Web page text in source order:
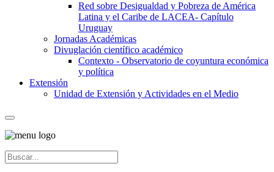
Red sobre Desigualdad y Pobreza de América
Latina y el Caribe de LACEA- Capítulo
Uruguay
Jornadas Académicas
Divuglación científico académico
Contexto - Observatorio de coyuntura económica
y política
Extensión
Unidad de Extensión y Actividades en el Medio